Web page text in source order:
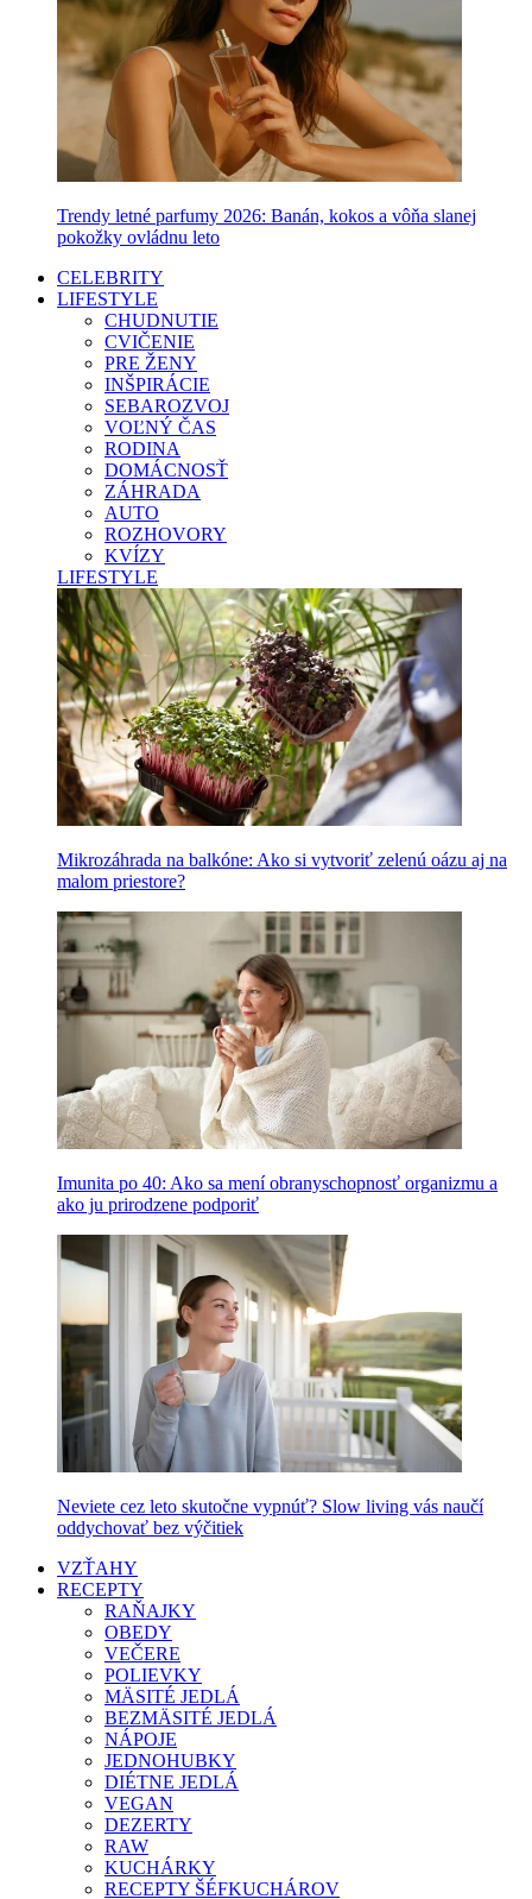
Trendy letné parfumy 2026: Banán, kokos a vôňa slanej
pokožky ovládnu leto
CELEBRITY
LIFESTYLE
CHUDNUTIE
CVIČENIE
PRE ŽENY
INŠPIRÁCIE
SEBAROZVOJ
VOĽNÝ ČAS
RODINA
DOMÁCNOSŤ
ZÁHRADA
AUTO
ROZHOVORY
KVÍZY
LIFESTYLE
Mikrozáhrada na balkóne: Ako si vytvoriť zelenú oázu aj na
malom priestore?
Imunita po 40: Ako sa mení obranyschopnosť organizmu a
ako ju prirodzene podporiť
Neviete cez leto skutočne vypnúť? Slow living vás naučí
oddychovať bez výčitiek
VZŤAHY
RECEPTY
RAŇAJKY
OBEDY
VEČERE
POLIEVKY
MÄSITÉ JEDLÁ
BEZMÄSITÉ JEDLÁ
NÁPOJE
JEDNOHUBKY
DIÉTNE JEDLÁ
VEGAN
DEZERTY
RAW
KUCHÁRKY
RECEPTY ŠÉFKUCHÁROV